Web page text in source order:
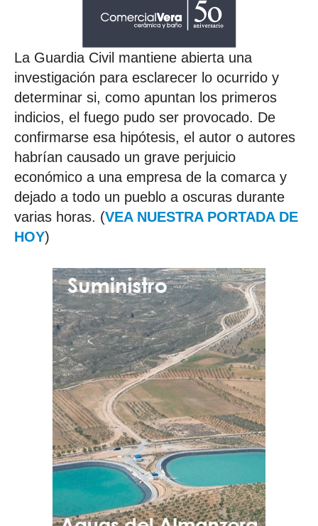
La Guardia Civil mantiene abierta una
investigación para esclarecer lo ocurrido y
determinar si, como apuntan los primeros
indicios, el fuego pudo ser provocado. De
confirmarse esa hipótesis, el autor o autores
habrían causado un grave perjuicio
económico a una empresa de la comarca y
dejado a todo un pueblo a oscuras durante
varias horas. (VEA NUESTRA PORTADA DE
HOY)